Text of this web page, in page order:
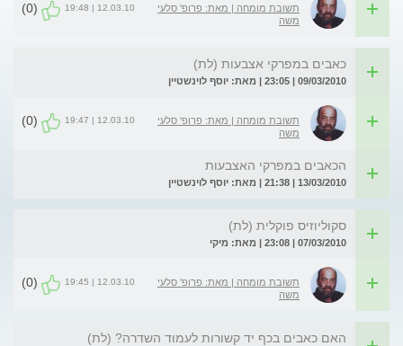
תשובת מומחה | מאת: פרופ' סלעי
משה
12.03.10 | 19:48
(0)
כאבים במפרקי אצבעות (לת)
09/03/2010 | 23:05 | מאת: יוסף לוינשטיין
תשובת מומחה | מאת: פרופ' סלעי
משה
12.03.10 | 19:47
(0)
הכאבים במפרקי האצבעות
13/03/2010 | 21:38 | מאת: יוסף לוינשטיין
סקוליוזיס פוקלית (לת)
07/03/2010 | 23:08 | מאת: מיקי
תשובת מומחה | מאת: פרופ' סלעי
משה
12.03.10 | 19:45
(0)
האם כאבים בכף יד קשורות לעמוד השדרה? (לת)